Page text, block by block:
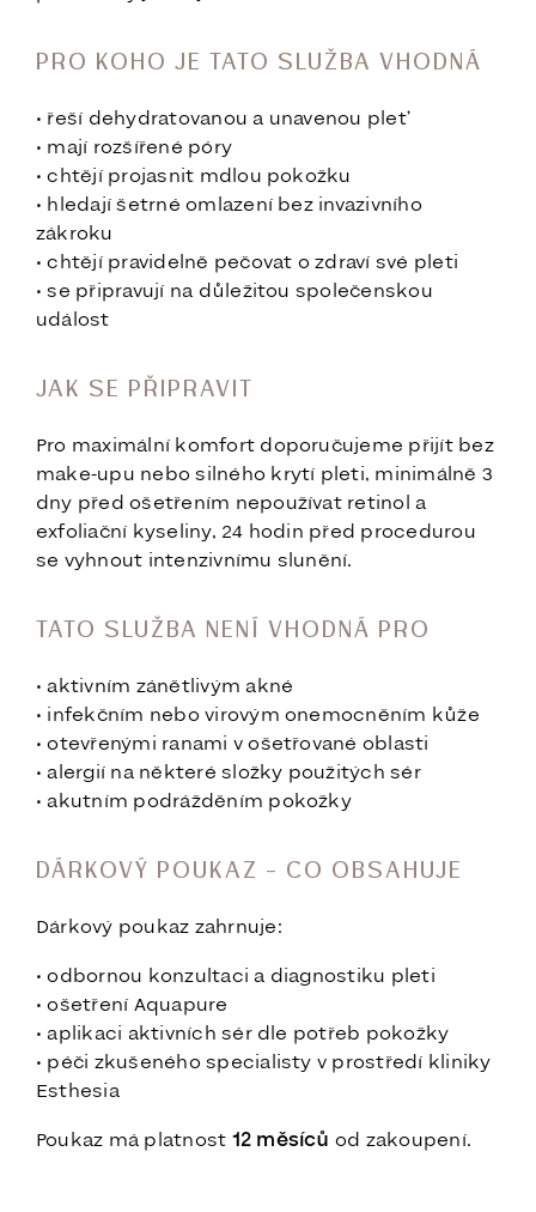
PRO KOHO JE TATO SLUŽBA VHODNÁ
• řeší dehydratovanou a unavenou pleť
• mají rozšířené póry
• chtějí projasnit mdlou pokožku
• hledají šetrné omlazení bez invazivního
zákroku
• chtějí pravidelně pečovat o zdraví své pleti
• se připravují na důležitou společenskou
událost
JAK SE PŘIPRAVIT
Pro maximální komfort doporučujeme přijít bez
make-upu nebo silného krytí pleti, minimálně 3
dny před ošetřením nepoužívat retinol a
exfoliační kyseliny, 24 hodin před procedurou
se vyhnout intenzivnímu slunění.
TATO SLUŽBA NENÍ VHODNÁ PRO
• aktivním zánětlivým akné
• infekčním nebo virovým onemocněním kůže
• otevřenými ranami v ošetřované oblasti
• alergií na některé složky použitých sér
• akutním podrážděním pokožky
DÁRKOVÝ POUKAZ – CO OBSAHUJE
Dárkový poukaz zahrnuje:
• odbornou konzultaci a diagnostiku pleti
• ošetření Aquapure
• aplikaci aktivních sér dle potřeb pokožky
• péči zkušeného specialisty v prostředí kliniky
Esthesia
Poukaz má platnost 12 měsíců od zakoupení.